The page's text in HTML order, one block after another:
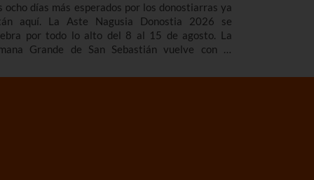
ocho días más esperados por los donostiarras ya
aquí. La Aste Nagusia Donostia 2026 se
por todo lo alto del 8 al 15 de agosto. La
Grande de San Sebastián vuelve con el
los fuegos artificiales que tanto nos gustan,